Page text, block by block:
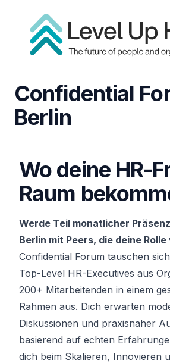
Confidential
Berlin
Wo deine HR-
Raum
Werde Teil monatlicher
Berlin mit Peers, die deine
Confidential Forum tauschen
Top-Level HR-Executives aus
200+ Mitarbeitenden in einem
Rahmen aus. Dich erwarten
Diskussionen und praxisnaher
basierend auf echten
dich beim Skalieren, Innovieren